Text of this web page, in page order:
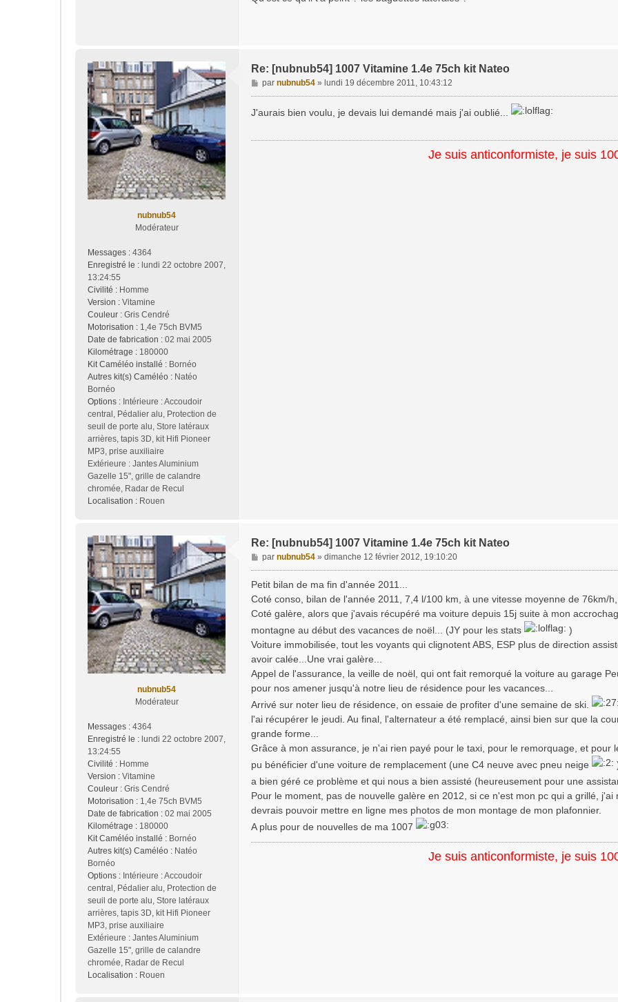
nubnub54
Modérateur
Messages : 4364
Enregistré le : lundi 22 octobre 2007,
13:24:55
Civilité : Homme
Version : Vitamine
Couleur : Gris Cendré
Motorisation : 1,4e 75ch BVM5
Date de fabrication : 02 mai 2005
Kilométrage : 180000
Kit Caméléo installé : Bornéo
Autres kit(s) Caméléo : Natéo
Bornéo
Options : Intérieure : Accoudoir
central, Pédalier alu, Protection de
seuil de porte alu, Store latéraux
arrières, tapis 3D, kit Hifi Pioneer
MP3, prise auxiliaire
Extérieure : Jantes Aluminium
Gazelle 15", grille de calandre
chromée, Radar de Recul
Localisation : Rouen
Re: [nubnub54] 1007 Vitamine 1.4e 75ch kit Nateo
M
e
par nubnub54» lundi 19 décembre 2011, 10:43:12
J'aurais bien voulu, je devais lui demandé mais j'ai oublié...
Je suis anticonformiste, je suis
nubnub54
Modérateur
Messages : 4364
Enregistré le : lundi 22 octobre 2007,
13:24:55
Civilité : Homme
Version : Vitamine
Couleur : Gris Cendré
Motorisation : 1,4e 75ch BVM5
Date de fabrication : 02 mai 2005
Kilométrage : 180000
Kit Caméléo installé : Bornéo
Autres kit(s) Caméléo : Natéo
Bornéo
Options : Intérieure : Accoudoir
central, Pédalier alu, Protection de
seuil de porte alu, Store latéraux
arrières, tapis 3D, kit Hifi Pioneer
MP3, prise auxiliaire
Extérieure : Jantes Aluminium
Gazelle 15", grille de calandre
chromée, Radar de Recul
Localisation : Rouen
Re: [nubnub54] 1007 Vitamine 1.4e 75ch kit Nateo
M
e
s
g
e
par nubnub54» dimanche 12 février 2012, 19:10:20
Petit bilan de ma fin d'année 2011...
Coté conso, bilan de l'année 2011, 7,4 l/100 km, à une vitesse moyenne de 76km/
Coté galère, alors que j'avais récupéré ma voiture depuis 15j suite à mon
montagne au début des vacances de noël... (JY pour les stats
)
Voiture immobilisée, tout les voyants qui clignotent ABS, ESP plus de direction
avoir calée...Une vrai galère...
Appel de l'assurance, la veille de noël, qui ont fait remorqué la voiture au garage
pour nos amener jusqu'à notre lieu de résidence pour les vacances...
Arrivé sur noter lieu de résidence, on essaie de profiter d'une semaine de ski.
l'ai récupérer le jeudi. Au final, l'alternateur a été remplacé, ainsi bien sur que la
grande forme...
Grâce à mon assurance, je n'ai rien payé pour le taxi, pour le remorquage, et pour
pu bénéficier d'une voiture de remplacement (une C4 neuve avec pneu neige
a bien géré ce problème et qui nous a bien assisté (heureusement pour une
Pour le moment, pas de nouvelle galère en 2012, si ce n'est mon pc qui a grillé,
devrais pouvoir mettre en ligne mes photos de mon montage de mon plafonnier.
A plus pour de nouvelles de ma 1007
Je suis anticonformiste, je suis